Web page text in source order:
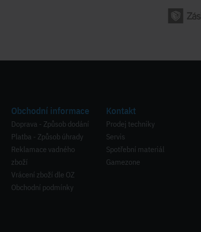
Obchodní informace
Doprava - Způsob dodání
Platba - Způsob úhrady
Reklamace vadného
zboží
Vrácení zboží dle OZ
Obchodní podmínky
Kontakt
Prodej techniky
Servis
Spotřební materiál
Gamezone